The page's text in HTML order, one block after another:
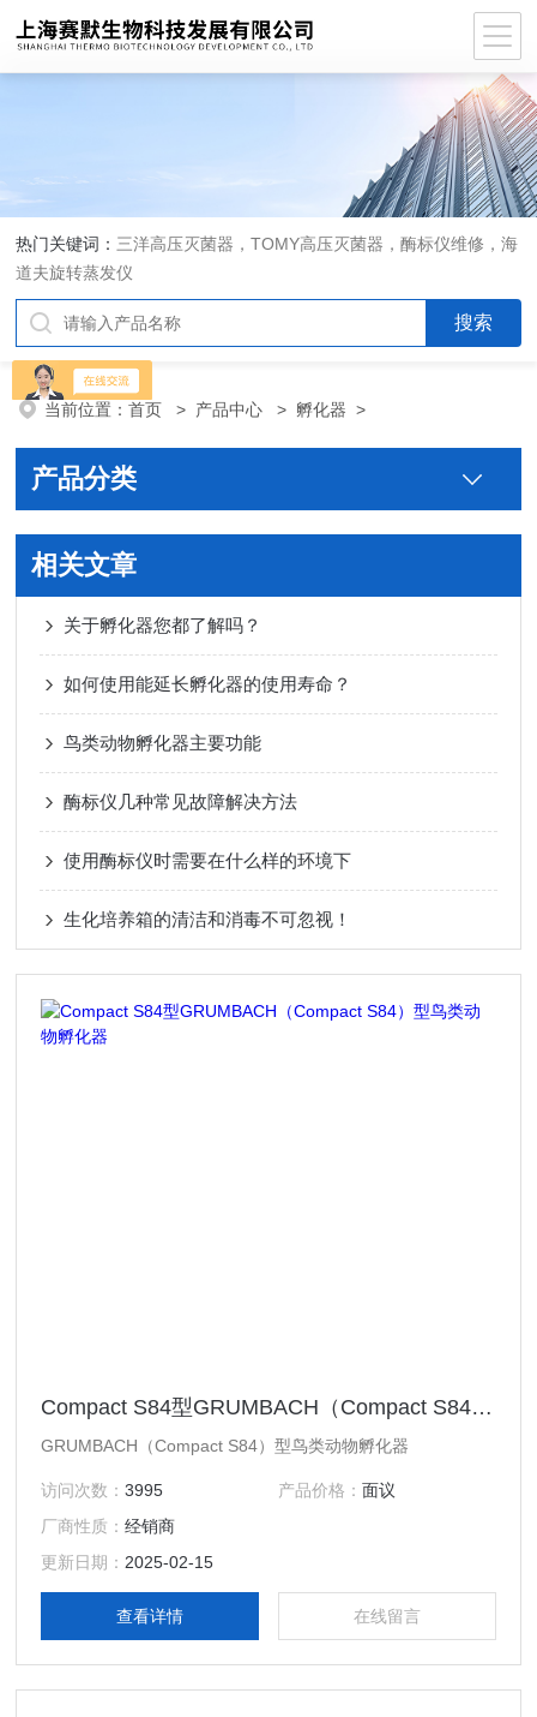
热门关键词： 三洋高压灭菌器，TOMY高压灭菌器，酶标仪维修，海
道夫旋转蒸发仪
当前位置：首页 > 产品中心 > 孵化器 >
产品分类
相关文章
关于孵化器您都了解吗？
如何使用能延长孵化器的使用寿命？
鸟类动物孵化器主要功能
酶标仪几种常见故障解决方法
使用酶标仪时需要在什么样的环境下
生化培养箱的清洁和消毒不可忽视！
Compact S84型GRUMBACH（Compact S84）型鸟类动物孵化器
GRUMBACH（Compact S84）型鸟类动物孵化器
访问次数：3995 产品价格： 面议
厂商性质：经销商
更新日期： 2025-02-15
查看详情 在线留言